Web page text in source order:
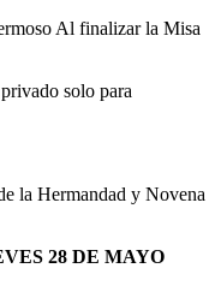
Al finalizar la Misa
solo para
la Hermandad y Novena
28 DE MAYO